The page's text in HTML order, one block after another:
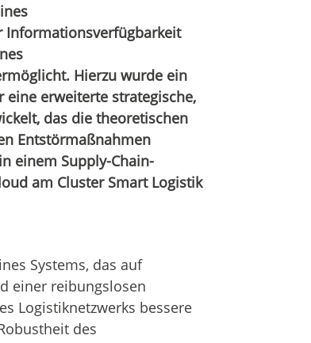
Informationsverfügbarkeit
Hierzu wurde ein
erweiterte strategische,
das die theoretischen
Entstörmaßnahmen
einem Supply-Chain-
am Cluster Smart Logistik
Systems, das auf
einer reibungslosen
Logistiknetzwerks bessere
des